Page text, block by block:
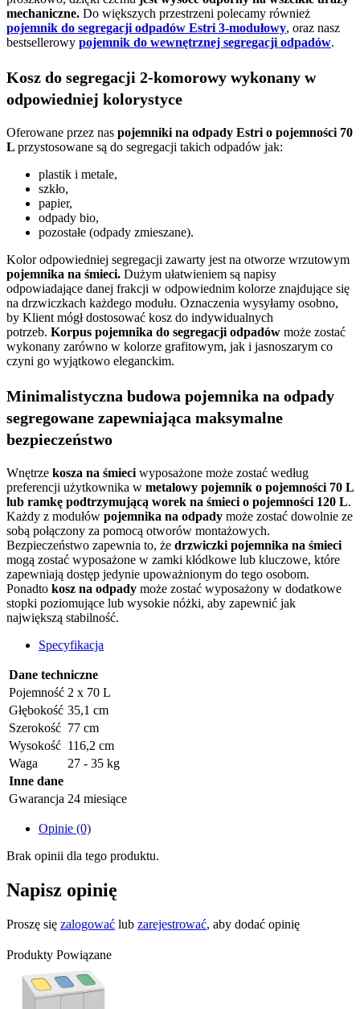
mechaniczne. Do większych przestrzeni polecamy również
pojemnik do segregacji odpadów Estri 3-modułowy, oraz nasz
bestsellerowy pojemnik do wewnętrznej segregacji odpadów.
Kosz do segregacji 2-komorowy wykonany w
odpowiedniej kolorystyce
Oferowane przez nas pojemniki na odpady Estri o pojemności 70
L przystosowane są do segregacji takich odpadów jak:
plastik i metale,
szkło,
papier,
odpady bio,
pozostałe (odpady zmieszane).
Kolor odpowiedniej segregacji zawarty jest na otworze wrzutowym
pojemnika na śmieci. Dużym ułatwieniem są napisy
odpowiadające danej frakcji w odpowiednim kolorze znajdujące się
na drzwiczkach każdego modułu. Oznaczenia wysyłamy osobno,
by Klient mógł dostosować kosz do indywidualnych
potrzeb. Korpus pojemnika do segregacji odpadów może zostać
wykonany zarówno w kolorze grafitowym, jak i jasnoszarym co
czyni go wyjątkowo eleganckim.
Minimalistyczna budowa pojemnika na odpady
segregowane zapewniająca maksymalne
bezpieczeństwo
Wnętrze kosza na śmieci wyposażone może zostać według
preferencji użytkownika w metalowy pojemnik o pojemności 70 L
lub ramkę podtrzymującą worek na śmieci o pojemności 120 L.
Każdy z modułów pojemnika na odpady może zostać dowolnie ze
sobą połączony za pomocą otworów montażowych.
Bezpieczeństwo zapewnia to, że drzwiczki pojemnika na śmieci
mogą zostać wyposażone w zamki kłódkowe lub kluczowe, które
zapewniają dostęp jedynie upoważnionym do tego osobom.
Ponadto kosz na odpady może zostać wyposażony w dodatkowe
stopki poziomujące lub wysokie nóżki, aby zapewnić jak
największą stabilność.
Specyfikacja
Dane techniczne
Pojemność 2 x 70 L
Głębokość 35,1 cm
Szerokość 77 cm
Wysokość 116,2 cm
Waga
27 - 35 kg
Inne dane
Gwarancja 24 miesiące
Opinie (0)
Brak opinii dla tego produktu.
Napisz opinię
Proszę się zalogować lub zarejestrować, aby dodać opinię
Produkty Powiązane